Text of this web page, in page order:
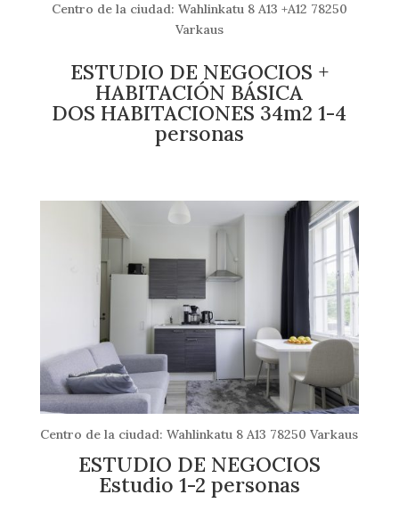
Centro de la ciudad: Wahlinkatu 8 A13 +A12 78250
Varkaus
ESTUDIO DE NEGOCIOS +
HABITACIÓN BÁSICA
DOS HABITACIONES 34m2 1-4
personas
Centro de la ciudad: Wahlinkatu 8 A13 78250 Varkaus
ESTUDIO DE NEGOCIOS
Estudio 1-2 personas